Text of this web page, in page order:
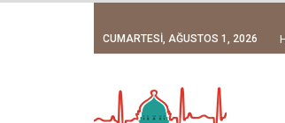
CUMARTESI, AĞUSTOS 1, 2026